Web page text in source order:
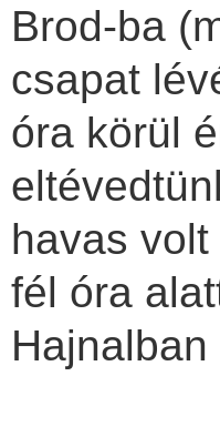
Brod-ba
csapat
óra körül
havas
fél óra